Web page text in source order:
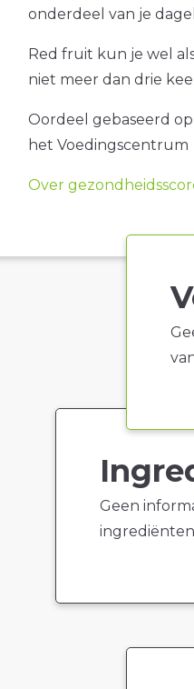
onderdeel van je
Red fruit kun je wel
niet meer dan drie
Oordeel gebaseerd
het Voedingscentrum
Over
Geen